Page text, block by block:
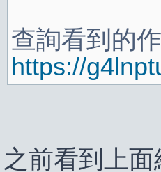
查詢看到的
https://
之前看到上